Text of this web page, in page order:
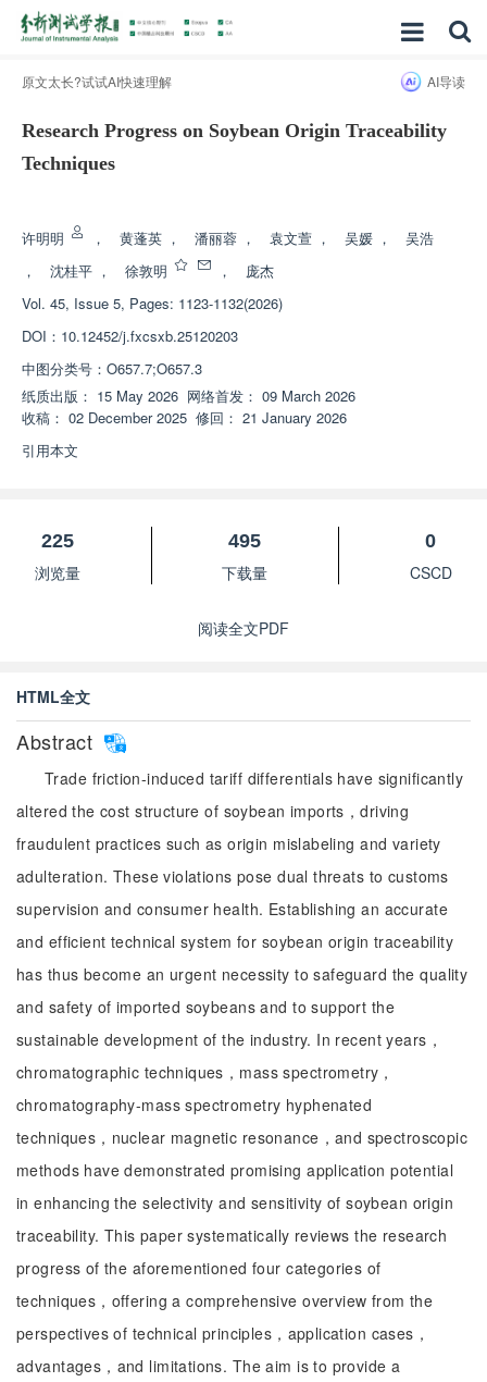
原文太长?试试AI快速理解 AI导读
Research Progress on Soybean Origin Traceability
Techniques
许明明 ， 黄蓬英 ， 潘丽蓉 ， 袁文萱 ， 吴媛 ，
吴浩
，
沈桂平 ， 徐敦明 ，
庞杰
Vol. 45, Issue 5, Pages: 1123-1132(2026)
DOI： 10.12452/j.fxcsxb.25120203
中图分类号： O657.7;O657.3
纸质出版： 15 May 2026 网络首发： 09 March 2026
收稿： 02 December 2025 修回： 21 January 2026
引用本文
225
浏览量
495
下载量
0
CSCD
阅读全文PDF
HTML全文
Abstract
Trade friction-induced tariff differentials have significantly
altered the cost structure of soybean imports，driving
fraudulent practices such as origin mislabeling and variety
adulteration. These violations pose dual threats to customs
supervision and consumer health. Establishing an accurate
and efficient technical system for soybean origin traceability
has thus become an urgent necessity to safeguard the quality
and safety of imported soybeans and to support the
sustainable development of the industry. In recent years，
chromatographic techniques，mass spectrometry，
chromatography-mass spectrometry hyphenated
techniques，nuclear magnetic resonance，and spectroscopic
methods have demonstrated promising application potential
in enhancing the selectivity and sensitivity of soybean origin
traceability. This paper systematically reviews the research
progress of the aforementioned four categories of
techniques，offering a comprehensive overview from the
perspectives of technical principles，application cases，
advantages，and limitations. The aim is to provide a